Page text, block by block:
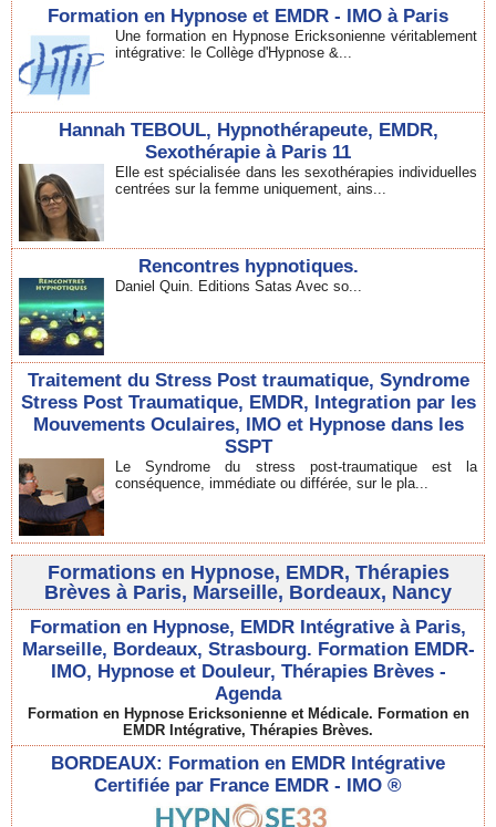
Formation en Hypnose et EMDR - IMO à Paris
Une formation en Hypnose Ericksonienne véritablement
intégrative: le Collège d'Hypnose &...
Hannah TEBOUL, Hypnothérapeute, EMDR,
Sexothérapie à Paris 11
Elle est spécialisée dans les sexothérapies individuelles
centrées sur la femme uniquement, ains...
Rencontres hypnotiques.
Daniel Quin. Editions Satas Avec so...
Traitement du Stress Post traumatique, Syndrome
Stress Post Traumatique, EMDR, Integration par les
Mouvements Oculaires, IMO et Hypnose dans les
SSPT
Le Syndrome du stress post-traumatique est la
conséquence, immédiate ou différée, sur le pla...
Formations en Hypnose, EMDR, Thérapies
Brèves à Paris, Marseille, Bordeaux, Nancy
Formation en Hypnose, EMDR Intégrative à Paris,
Marseille, Bordeaux, Strasbourg. Formation EMDR-
IMO, Hypnose et Douleur, Thérapies Brèves -
Agenda
Formation en Hypnose Ericksonienne et Médicale. Formation en
EMDR Intégrative, Thérapies Brèves.
BORDEAUX: Formation en EMDR Intégrative
Certifiée par France EMDR - IMO ®